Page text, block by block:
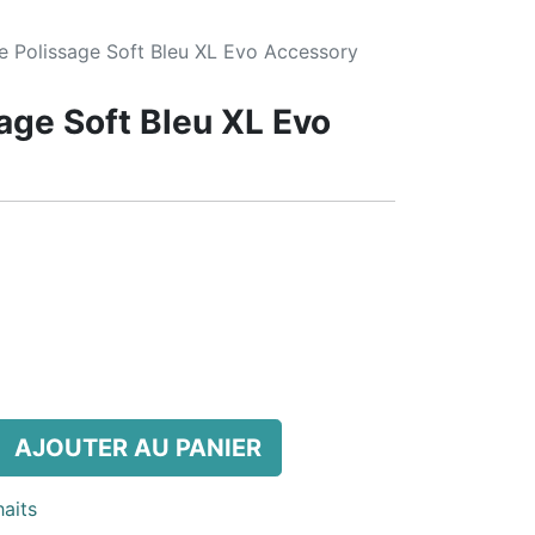
Polissage Soft Bleu XL Evo Accessory
Soft Bleu XL Evo
AJOUTER AU PANIER